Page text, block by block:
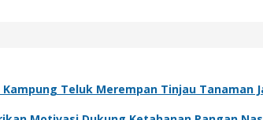
Teluk Merempan Tinjau Tanaman